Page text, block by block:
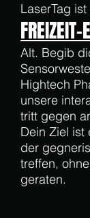
LaserTag
FREIZEIT-
Alt. Begib
Hightech
unsere
tritt gegen
Dein Ziel ist
der
treffen,
geraten.